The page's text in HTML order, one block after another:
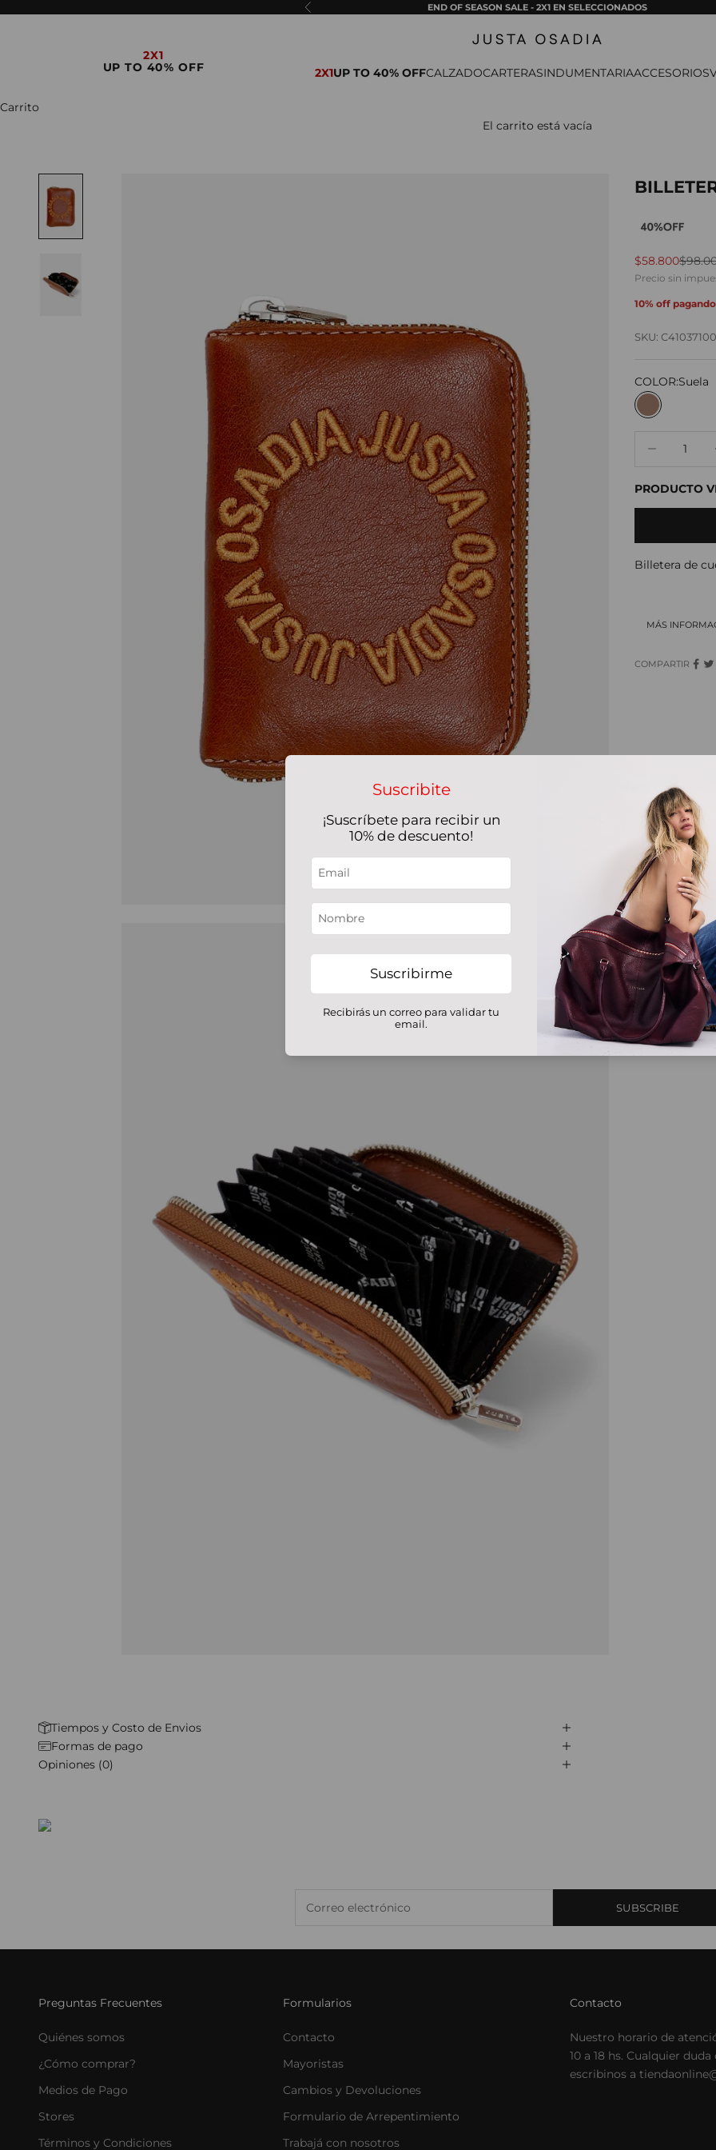
Anterior END OF SEASON SALE - 2X1 EN SELECCIONADOS
Justa Osadia
2X1UP TO 40% OFFCALZADOCARTERASINDUMENTARIAACCESORIOS
2X1
UP TO 40% OFF
Carrito
El carrito está vacía
Precio de
$58.800
Precio sin
10% off
SKU:
COLOR:Suela
Suela
PRODUCTO
Billetera de
MÁS
COMPARTIR
Tiempos y Costo de Envios
Formas de pago
Opiniones (0)
SUBSCRIBE
Preguntas Frecuentes
Quiénes somos
¿Cómo comprar?
Medios de Pago
Stores
Términos y Condiciones
Formularios
Contacto
Mayoristas
Cambios y Devoluciones
Formulario de Arrepentimiento
Trabajá con nosotros
Contacto
Nuestro horario de
10 a 18 hs. Cualquier
escribinos a
Suscribite
¡Suscríbete para recibir un
10% de descuento!
Suscribirme
Recibirás un correo para validar tu
email.